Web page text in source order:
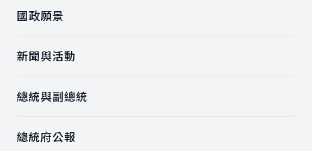
國政願景
新聞與活動
總統與副總統
總統府公報